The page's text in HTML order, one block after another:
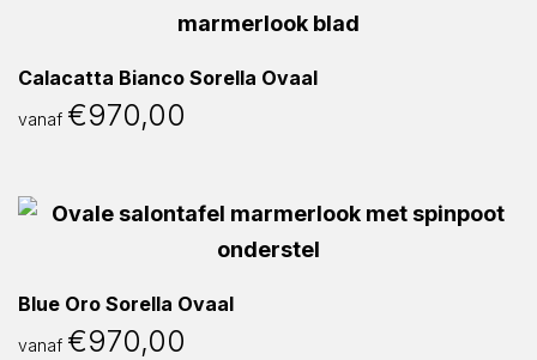
Calacatta Bianco Sorella Ovaal
vanaf €970,00
Blue Oro Sorella Ovaal
vanaf €970,00